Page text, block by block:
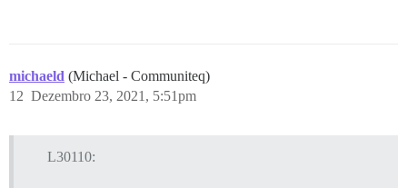
michaeld (Michael - Communiteq)
Dezembro 23, 2021, 5:51pm
12
L30110: